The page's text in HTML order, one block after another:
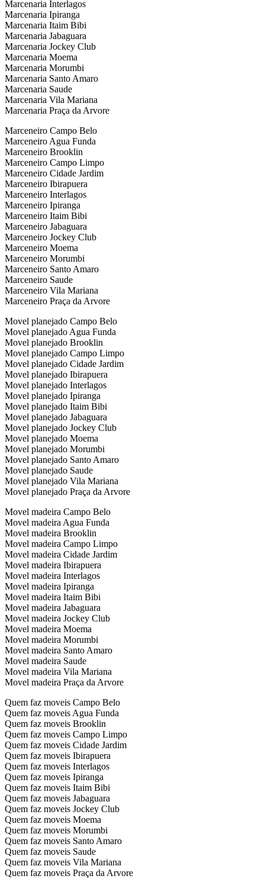
Marcenaria Interlagos
Marcenaria Ipiranga
Marcenaria Itaim Bibi
Marcenaria Jabaguara
Marcenaria Jockey Club
Marcenaria Moema
Marcenaria Morumbi
Marcenaria Santo Amaro
Marcenaria Saude
Marcenaria Vila Mariana
Marcenaria Praça da Arvore
Marceneiro Campo Belo
Marceneiro Agua Funda
Marceneiro Brooklin
Marceneiro Campo Limpo
Marceneiro Cidade Jardim
Marceneiro Ibirapuera
Marceneiro Interlagos
Marceneiro Ipiranga
Marceneiro Itaim Bibi
Marceneiro Jabaguara
Marceneiro Jockey Club
Marceneiro Moema
Marceneiro Morumbi
Marceneiro Santo Amaro
Marceneiro Saude
Marceneiro Vila Mariana
Marceneiro Praça da Arvore
Movel planejado Campo Belo
Movel planejado Agua Funda
Movel planejado Brooklin
Movel planejado Campo Limpo
Movel planejado Cidade Jardim
Movel planejado Ibirapuera
Movel planejado Interlagos
Movel planejado Ipiranga
Movel planejado Itaim Bibi
Movel planejado Jabaguara
Movel planejado Jockey Club
Movel planejado Moema
Movel planejado Morumbi
Movel planejado Santo Amaro
Movel planejado Saude
Movel planejado Vila Mariana
Movel planejado Praça da Arvore
Movel madeira Campo Belo
Movel madeira Agua Funda
Movel madeira Brooklin
Movel madeira Campo Limpo
Movel madeira Cidade Jardim
Movel madeira Ibirapuera
Movel madeira Interlagos
Movel madeira Ipiranga
Movel madeira Itaim Bibi
Movel madeira Jabaguara
Movel madeira Jockey Club
Movel madeira Moema
Movel madeira Morumbi
Movel madeira Santo Amaro
Movel madeira Saude
Movel madeira Vila Mariana
Movel madeira Praça da Arvore
Quem faz moveis Campo Belo
Quem faz moveis Agua Funda
Quem faz moveis Brooklin
Quem faz moveis Campo Limpo
Quem faz moveis Cidade Jardim
Quem faz moveis Ibirapuera
Quem faz moveis Interlagos
Quem faz moveis Ipiranga
Quem faz moveis Itaim Bibi
Quem faz moveis Jabaguara
Quem faz moveis Jockey Club
Quem faz moveis Moema
Quem faz moveis Morumbi
Quem faz moveis Santo Amaro
Quem faz moveis Saude
Quem faz moveis Vila Mariana
Quem faz moveis Praça da Arvore